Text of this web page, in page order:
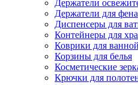
Держатели
Держатели для фена
Диспенсеры для
Контейнеры для
Коврики для ванной
Корзины для белья
Косметические
Крючки для